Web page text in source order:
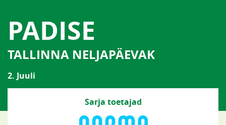
PADISE
TALLINNA NELJAPÄEVAK
2. Juuli
Sarja toetajad